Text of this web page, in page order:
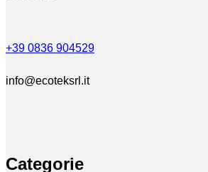
+39 0836 904529
info@ecoteksrl.it
Categorie